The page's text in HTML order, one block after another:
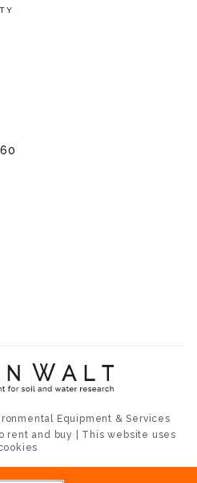
Equipment & Services
rent and buy | This website uses